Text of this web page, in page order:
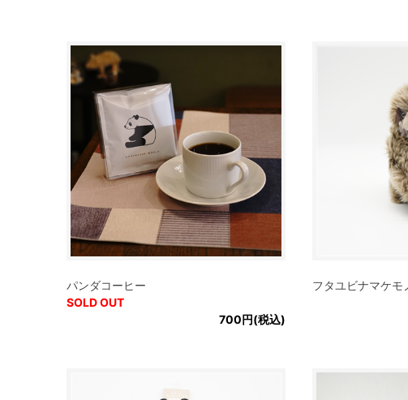
パンダコーヒー
SOLD OUT
700円(税込)
フタユビナマケモ